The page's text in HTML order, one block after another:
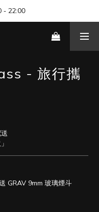
來找我們玩 🎊
- 22:00
來找我們玩 🎊
- 旅行攜
GRAV 9mm 玻璃煙斗